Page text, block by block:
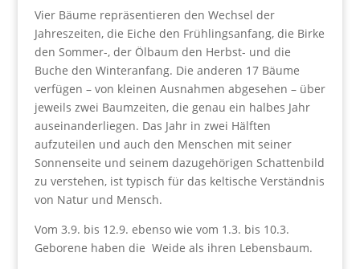
Vier Bäume repräsentieren den Wechsel der
Jahreszeiten, die Eiche den Frühlingsanfang, die Birke
den Sommer-, der Ölbaum den Herbst- und die
Buche den Winteranfang. Die anderen 17 Bäume
verfügen – von kleinen Ausnahmen abgesehen – über
jeweils zwei Baumzeiten, die genau ein halbes Jahr
auseinanderliegen. Das Jahr in zwei Hälften
aufzuteilen und auch den Menschen mit seiner
Sonnenseite und seinem dazugehörigen Schattenbild
zu verstehen, ist typisch für das keltische Verständnis
von Natur und Mensch.
Vom 3.9. bis 12.9. ebenso wie vom 1.3. bis 10.3.
Geborene haben die Weide als ihren Lebensbaum.